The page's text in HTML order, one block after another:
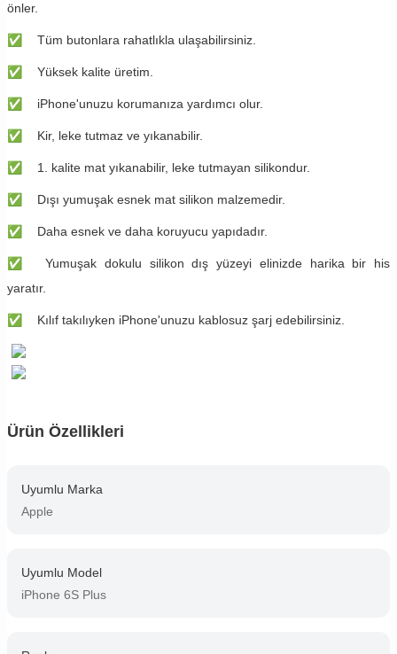
önler.
✅ Tüm butonlara rahatlıkla ulaşabilirsiniz.
✅ Yüksek kalite üretim.
✅ iPhone'unuzu korumanıza yardımcı olur.
✅ Kir, leke tutmaz ve yıkanabilir.
✅ 1. kalite mat yıkanabilir, leke tutmayan silikondur.
✅ Dışı yumuşak esnek mat silikon malzemedir.
✅ Daha esnek ve daha koruyucu yapıdadır.
✅Yumuşak dokulu silikon dış yüzeyi elinizde harika bir his
yaratır.
✅ Kılıf takılıyken iPhone'unuzu kablosuz şarj edebilirsiniz.
Ürün Özellikleri
Uyumlu Marka
Apple
Uyumlu Model
iPhone 6S Plus